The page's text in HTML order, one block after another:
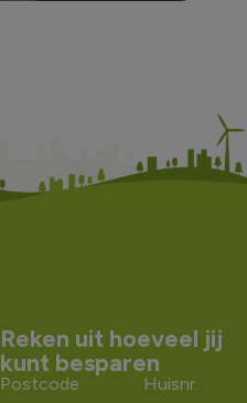
Reken uit hoeveel jij
kunt besparen
Postcode Huisnr.